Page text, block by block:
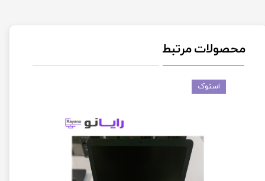
محصولات مرتبط
استوک